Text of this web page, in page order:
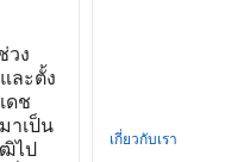
วง
ละตั้ง
ดช
าเป็น
ไป
เกี่ยวกับเรา